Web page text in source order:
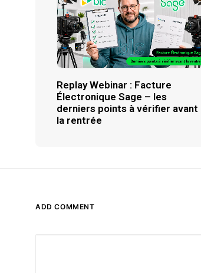
Replay Webinar : Facture
Électronique Sage – les
derniers points à vérifier avant
la rentrée
ADD COMMENT